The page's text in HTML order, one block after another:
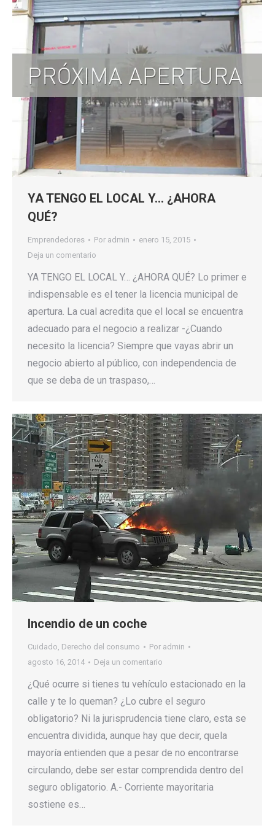
YA TENGO EL LOCAL Y… ¿AHORA
QUÉ?
Emprendedores Por admin
enero 15, 2015
Deja un comentario
YA TENGO EL LOCAL Y… ¿AHORA QUÉ? Lo primer e
indispensable es el tener la licencia municipal de
apertura. La cual acredita que el local se encuentra
adecuado para el negocio a realizar -¿Cuando
necesito la licencia? Siempre que vayas abrir un
negocio abierto al público, con independencia de
que se deba de un traspaso,…
Incendio de un coche
Cuidado, Derecho del consumo Por admin
agosto 16, 2014
Deja un comentario
¿Qué ocurre si tienes tu vehículo estacionado en la
calle y te lo queman? ¿Lo cubre el seguro
obligatorio? Ni la jurisprudencia tiene claro, esta se
encuentra dividida, aunque hay que decir, quela
mayoría entienden que a pesar de no encontrarse
circulando, debe ser estar comprendida dentro del
seguro obligatorio. A.- Corriente mayoritaria
sostiene es…